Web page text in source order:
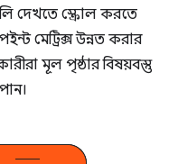
দেখতে স্ক্রোল করতে
মেট্রিক্স উন্নত করার
মূল পৃষ্ঠার বিষয়বস্তু